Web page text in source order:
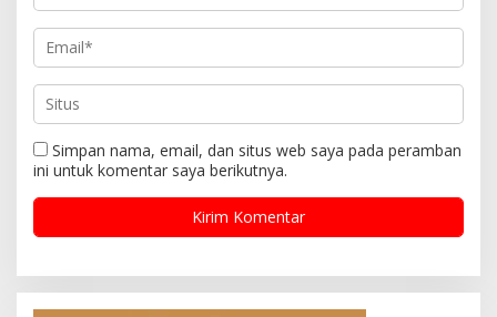
Simpan nama, email, dan situs web saya pada peramban
ini untuk komentar saya berikutnya.